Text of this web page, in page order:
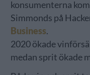
konsumenterna
Simmonds på
Business.
2020 ökade
medan sprit ökade